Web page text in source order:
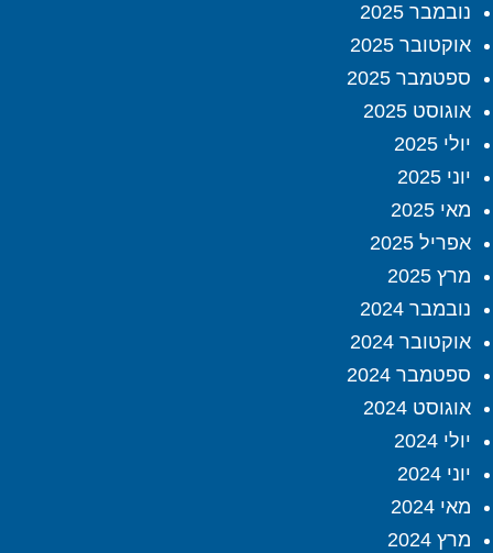
נובמבר 2025
אוקטובר 2025
ספטמבר 2025
אוגוסט 2025
יולי 2025
יוני 2025
מאי 2025
אפריל 2025
מרץ 2025
נובמבר 2024
אוקטובר 2024
ספטמבר 2024
אוגוסט 2024
יולי 2024
יוני 2024
מאי 2024
מרץ 2024